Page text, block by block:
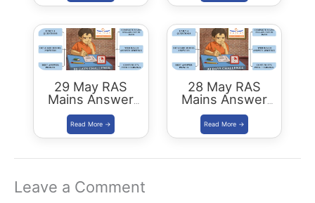
29 May RAS
Mains Answer
Writing
28 May RAS
Mains Answer
Writing
Leave a Comment